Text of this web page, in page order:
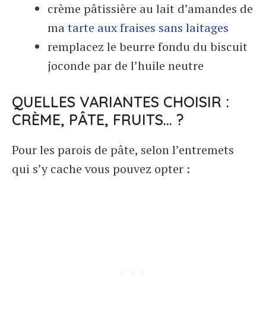
crème pâtissière au lait d’amandes de
matarte aux fraises sans laitages
remplacez le beurre fondu du biscuit
joconde par de l’huile neutre
QUELLES VARIANTES CHOISIR :
CRÈME, PÂTE, FRUITS… ?
Pour les parois de pâte, selon l’entremets
qui s’y cache vous pouvez opter :